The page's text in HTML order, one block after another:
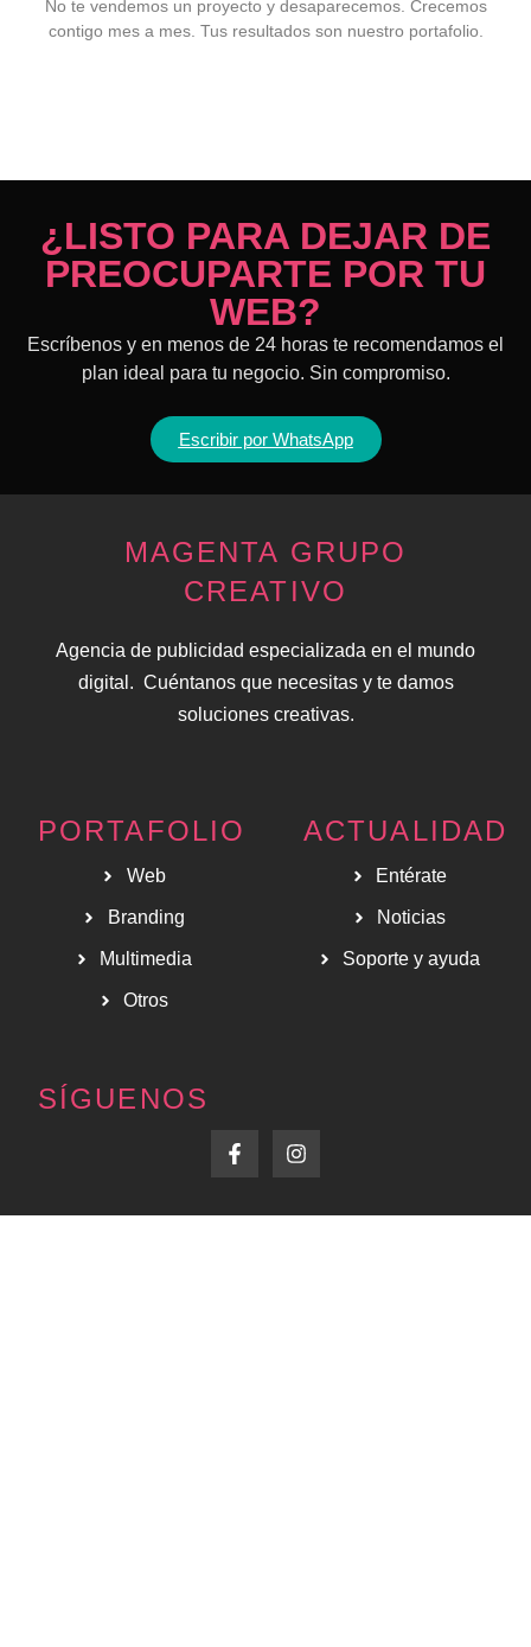
No te vendemos un proyecto y desaparecemos. Crecemos
contigo mes a mes. Tus resultados son nuestro portafolio.
¿LISTO PARA DEJAR DE
PREOCUPARTE POR TU
WEB?
Escríbenos y en menos de 24 horas te recomendamos el
plan ideal para tu negocio. Sin compromiso.
Escribir por WhatsApp
MAGENTA GRUPO
CREATIVO
Agencia de publicidad especializada en el mundo
digital. Cuéntanos que necesitas y te damos
soluciones creativas.
PORTAFOLIO
Web
Branding
Multimedia
Otros
ACTUALIDAD
Entérate
Noticias
Soporte y ayuda
SÍGUENOS